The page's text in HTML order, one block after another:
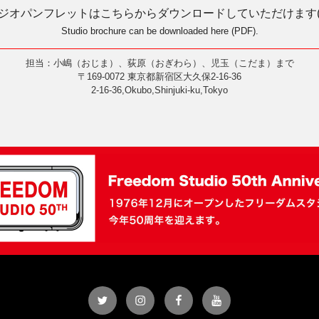
オパンフレットはこちらからダウンロードしていただけま
Studio brochure can be downloaded here (PDF).
担当：小嶋（おじま）、荻原（おぎわら）、児玉（こだま）まで
〒169-0072 東京都新宿区大久保2-16-36
2-16-36,Okubo,Shinjuki-ku,Tokyo
Twitter InstagramFacebookYouTube